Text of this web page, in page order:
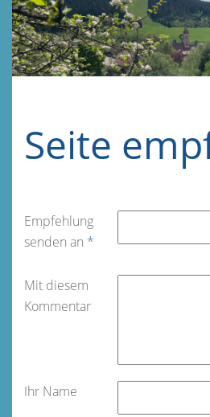
Seite
Empfehlung
senden an *
Mit diesem
Kommentar
Ihr Name